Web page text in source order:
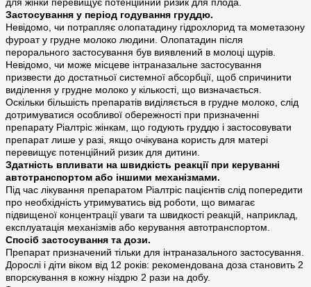
для жінки перевищує потенційний ризик для плода.
Застосування у період годування груддю.
Невідомо, чи потрапляє олопатадину гідрохлорид та мометазону
фуроат у грудне молоко людини. Олопатадин після
перорального застосування був виявлений в молоці щурів.
Невідомо, чи може місцеве інтраназальне застосування
призвести до достатньої системної абсорбції, щоб спричинити
виділення у грудне молоко у кількості, що визначається.
Оскільки більшість препаратів виділяється в грудне молоко, слід
дотримуватися особливої обережності при призначенні
препарату Ріалтріс жінкам, що годують груддю і застосовувати
препарат лише у разі, якщо очікувана користь для матері
перевищує потенційний ризик для дитини.
Здатність впливати на швидкість реакції при керуванні
автотранспортом або іншими механізмами.
Під час лікування препаратом Ріалтріс пацієнтів слід попередити
про необхідність утримуватись від роботи, що вимагає
підвищеної концентрації уваги та швидкості реакцій, наприклад,
експлуатація механізмів або керування автотранспортом.
Спосіб застосування та дози.
Препарат призначений тільки для інтраназального застосування.
Дорослі і діти віком від 12 років: рекомендована доза становить 2
впорскування в кожну ніздрю 2 рази на добу.